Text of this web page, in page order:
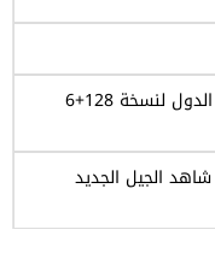
السعر في باقي الدول لنسخة 128+6